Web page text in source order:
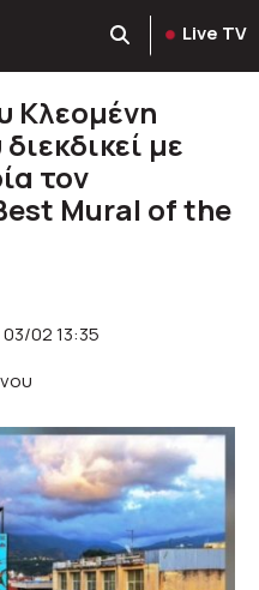
Live TV
Κλεομένη
με
τον
Mural of the
03/02 13:35